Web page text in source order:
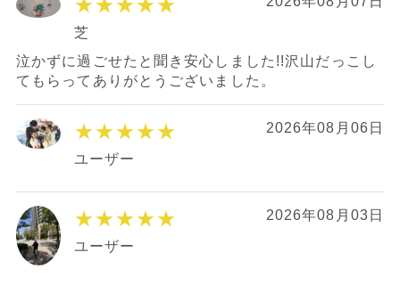
★★★★★
芝
泣かずに過ごせたと聞き安心しました!!沢山だっこし
てもらってありがとうございました。
★★★★★ 2026年08月06日
ユーザー
★★★★★ 2026年08月03日
ユーザー